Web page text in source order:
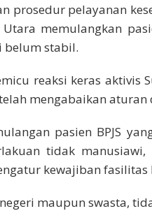
prosedur pelayanan
memulangkan
belum stabil.
reaksi keras aktivis
mengabaikan aturan
pasien BPJS
tidak
kewajiban fasilitas
maupun swasta,